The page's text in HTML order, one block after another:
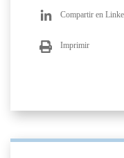
Compartir en
Imprimir